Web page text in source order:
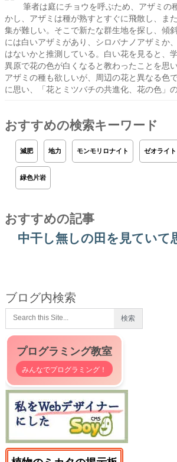
筆者は庭にチョウを呼ぶため、アザミの
かし、アザミは種が熟すとすぐに飛散し、ま
集が難しい。そこで新たな群生地を探し、傾
には白いアザミがあり、シロバナノアザミか
はないかと推測している。白い花を見ると、
異原で花の色が白くなると教わったことを思
アザミの種も欲しいが、周辺の花と異なる色
に思い、「花とミツバチの共進化、花の色」
おすすめの検索キーワード
減肥 地力 モンモリロナイト ゼオライト
緑色片岩
おすすめの記事
中干し無しの田を見ていて
ブログ内検索
プログラミング教室
みんなでプログラミング！